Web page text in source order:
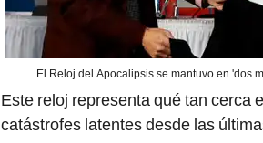
El Reloj del Apocalipsis se mantuvo en 'dos
Este reloj representa qué tan cerca
catástrofes latentes desde las